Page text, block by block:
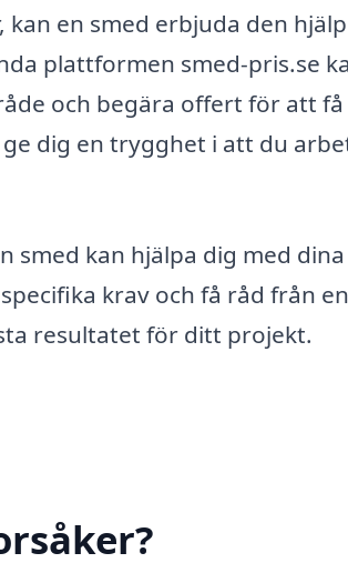
en smed erbjuda den
plattformen smed-pris.se
och begära offert för att få
dig en trygghet i att du
smed kan hjälpa dig med dina
krav och få råd från en
resultatet för ditt projekt.